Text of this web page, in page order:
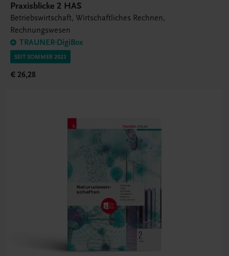
Praxisblicke 2 HAS
Betriebswirtschaft, Wirtschaftliches Rechnen,
Rechnungswesen
TRAUNER-DigiBox
SEIT SOMMER 2023
€ 26,28